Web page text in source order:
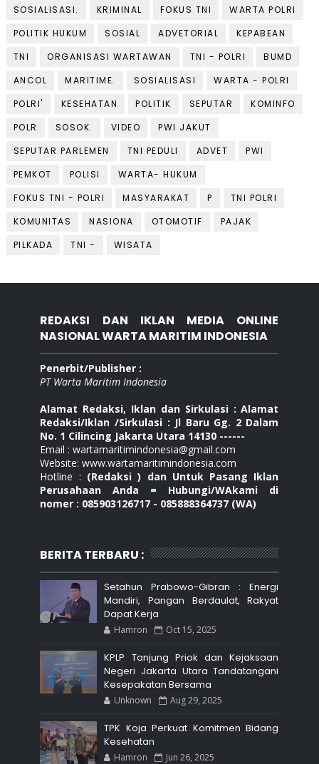
SOSIALISASI.
KRIMINAL FOKUS TNI
WARTA POLRI
POLITIK HUKUM
SOSIAL ADVETORIAL
KEPABEAN
TNI
ORGANISASI WARTAWAN TNI - POLRI
BUMD
ANCOL
MARITIME. SOSIALISASI
WARTA - POLRI
POLRI'
KESEHATAN POLITIK SEPUTAR
KOMINFO
POLR
SOSOK. VIDEO
PWI JAKUT
SEPUTAR PARLEMEN
TNI PEDULI ADVET
PWI
PEMKOT
POLISI
WARTA- HUKUM
FOKUS TNI - POLRI
MASYARAKAT P
TNI POLRI
KOMUNITAS
NASIONA OTOMOTIF
PAJAK
PILKADA
TNI - WISATA
REDAKSI DAN IKLAN MEDIA ONLINE
NASIONAL WARTA MARITIM INDONESIA
Penerbit/Publisher :
PT Warta Maritim Indonesia
Alamat Redaksi, Iklan dan Sirkulasi : Alamat
Redaksi/Iklan /Sirkulasi : Jl Baru Gg. 2 Dalam
No. 1 Cilincing Jakarta Utara 14130 ------
Email : wartamaritimindonesia@gmail.com
Website: www.wartamaritimindonesia.com
Hotline : (Redaksi ) dan Untuk Pasang Iklan
Perusahaan Anda = Hubungi/WAkami di
nomer : 085903126717 - 085888364737 (WA)
BERITA TERBARU :
Setahun Prabowo-Gibran : Energi
Mandiri, Pangan Berdaulat, Rakyat
Dapat Kerja
Hamron Oct 15, 2025
KPLP Tanjung Priok dan Kejaksaan
Negeri Jakarta Utara Tandatangani
Kesepakatan Bersama
Unknown Aug 29, 2025
TPK Koja Perkuat Komitmen Bidang
Kesehatan
Hamron Jun 26, 2025